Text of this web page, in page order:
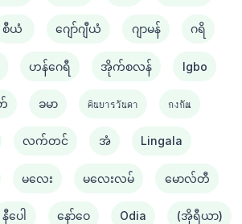
စီယံ ​​ ဂျော်ဂျီယံ ဂျာမန် ဂရိ
ဟန်ဂေရီ အိုက်စလန် Igbo
ခမာ คินยารวันดา กงกัณ
လက်တင် အံ Lingala
မလေး မလေးလမ် မောလ်တီ
နီပေါ နော်ဝေ Odia (အိုရီယာ)